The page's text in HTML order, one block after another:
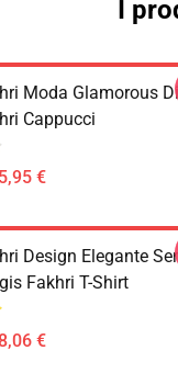
I
Moda Glamorous
Cappucci
€
Design Elegante
Fakhri T-Shirt
€